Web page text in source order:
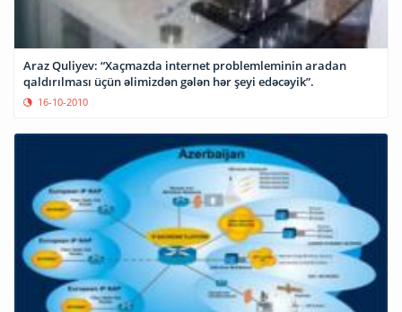
Araz Quliyev: “Xaçmazda internet problemleminin aradan
qaldırılması üçün əlimizdən gələn hər şeyi edəcəyik”.
16-10-2010